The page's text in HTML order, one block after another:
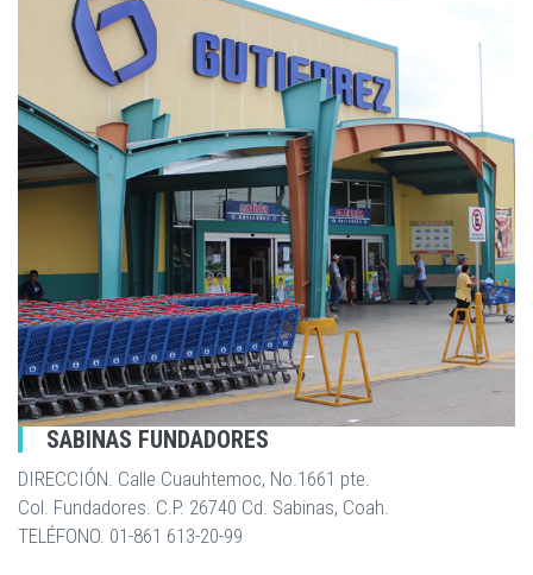
SABINAS FUNDADORES
DIRECCIÓN. Calle Cuauhtemoc, No.1661 pte.
Col. Fundadores. C.P. 26740 Cd. Sabinas, Coah.
TELÉFONO. 01-861 613-20-99